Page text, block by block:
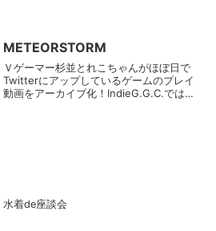
METEORSTORM
Ｖゲーマー杉並とれこちゃんがほぼ日で
Twitterにアップしているゲームのプレイ
動画をアーカイブ化！IndieG.G.C.では
水着de座談会